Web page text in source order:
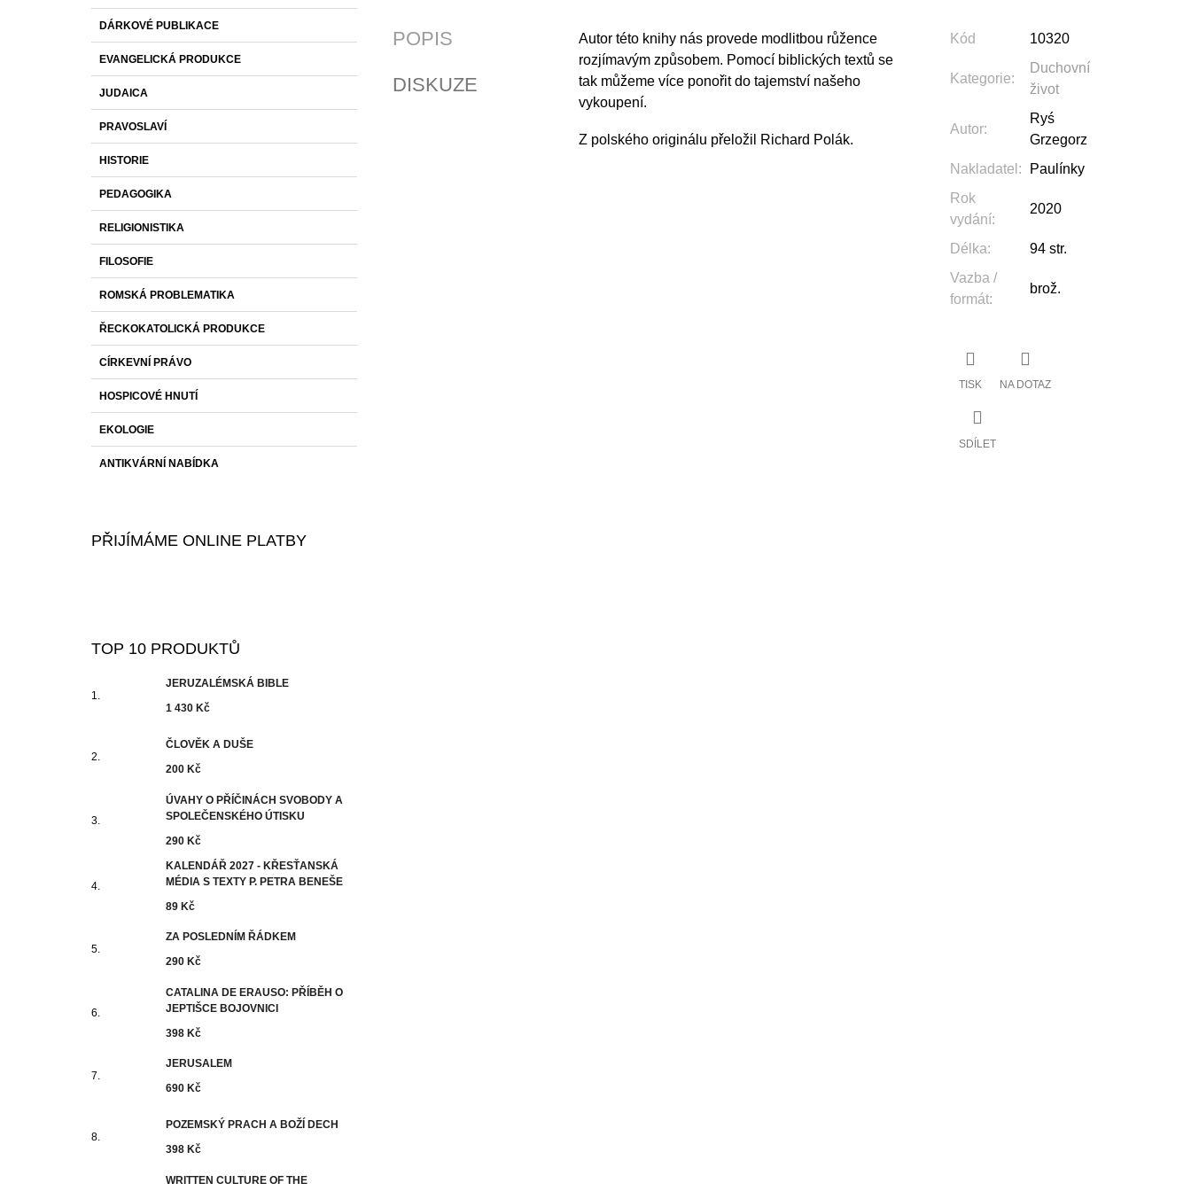
DÁRKOVÉ PUBLIKACE
EVANGELICKÁ PRODUKCE
JUDAICA
PRAVOSLAVÍ
HISTORIE
PEDAGOGIKA
RELIGIONISTIKA
FILOSOFIE
ROMSKÁ PROBLEMATIKA
ŘECKOKATOLICKÁ PRODUKCE
CÍRKEVNÍ PRÁVO
HOSPICOVÉ HNUTÍ
EKOLOGIE
ANTIKVÁRNÍ NABÍDKA
PŘIJÍMÁME ONLINE PLATBY
TOP 10 PRODUKTŮ
JERUZALÉMSKÁ BIBLE
1 430 Kč
ČLOVĚK A DUŠE
200 Kč
ÚVAHY O PŘÍČINÁCH SVOBODY A
SPOLEČENSKÉHO ÚTISKU
290 Kč
KALENDÁŘ 2027 - KŘESŤANSKÁ
MÉDIA S TEXTY P. PETRA BENEŠE
89 Kč
ZA POSLEDNÍM ŘÁDKEM
290 Kč
CATALINA DE ERAUSO: PŘÍBĚH O
JEPTIŠCE BOJOVNICI
398 Kč
JERUSALEM
690 Kč
POZEMSKÝ PRACH A BOŽÍ DECH
398 Kč
WRITTEN CULTURE OF THE
POPIS
DISKUZE
Autor této knihy nás provede modlitbou růžence
rozjímavým způsobem. Pomocí biblických textů se
tak můžeme více ponořit do tajemství našeho
vykoupení.
Z polského originálu přeložil Richard Polák.
Kód 10320
Kategorie:
Duchovní
život
Autor:
Ryś
Grzegorz
Nakladatel :
Paulínky
Rok
vydání:
2020
Délka:
94 str.
Vazba /
formát:
brož.
TISK NA DOTAZ
SDÍLET